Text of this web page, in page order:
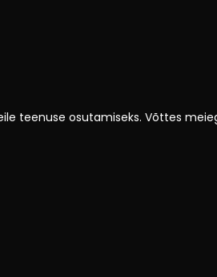
teenuse osutamiseks. Võttes